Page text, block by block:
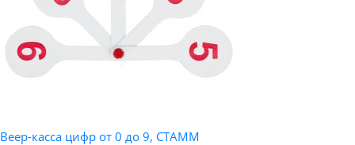
Веер-касса цифр от 0 до 9, СТАММ